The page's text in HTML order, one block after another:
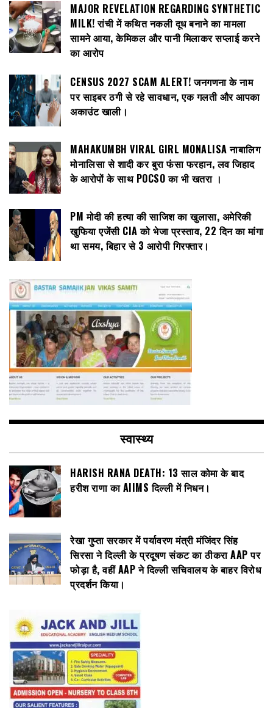
MAJOR REVELATION REGARDING SYNTHETIC
MILK! रांची में कथित नकली दूध बनाने का मामला
सामने आया, केमिकल और पानी मिलाकर सप्लाई करने
का आरोप
CENSUS 2027 SCAM ALERT! जनगणना के नाम
पर साइबर ठगी से रहे सावधान, एक गलती और आपका
अकाउंट खाली।
MAHAKUMBH VIRAL GIRL MONALISA नाबालिग
मोनालिसा से शादी कर बुरा फंसा फरहान, लव जिहाद
के आरोपों के साथ POCSO का भी खतरा ।
PM मोदी की हत्या की साजिश का खुलासा, अमेरिकी
खुफिया एजेंसी CIA को भेजा प्रस्ताव, 22 दिन का मांगा
था समय, बिहार से 3 आरोपी गिरफ्तार।
स्वास्थ्य
HARISH RANA DEATH: 13 साल कोमा के बाद
हरीश राणा का AIIMS दिल्ली में निधन।
रेखा गुप्ता सरकार में पर्यावरण मंत्री मंजिंदर सिंह
सिरसा ने दिल्ली के प्रदूषण संकट का ठीकरा AAP पर
फोड़ा है, वहीं AAP ने दिल्ली सचिवालय के बाहर विरोध
प्रदर्शन किया।